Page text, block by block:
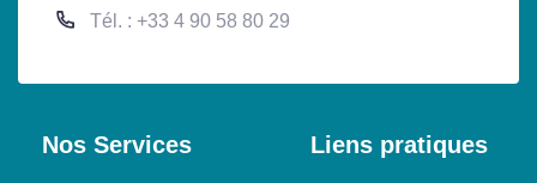
Tél. : +33 4 90 58 80 29
Nos Services Liens pratiques